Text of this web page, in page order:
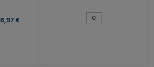
6,97 €